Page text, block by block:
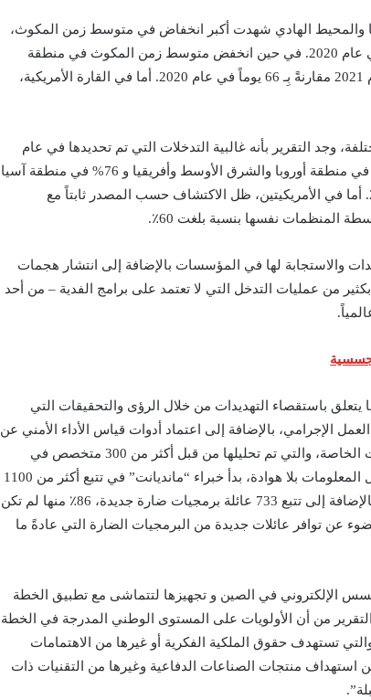
والمحيط الهادي شهدت أكبر انخفاض في متوسط زمن المكوث،
من 21 يوماً فقط في عام 2021 مقارنةً بـ 76 يوماً في عام 2020. في حين انخفض متوسط زمن المكوث في منطقة
أوروبا والشرق الأوسط وإفريقيا إلى 48 يوماً في عام 2021 مقارنةً بِـ 66 يوماً في عام 2020. أما في القارة الأمريكية،
وجد التقرير بأنه غالبية التدخلات التي تم تحديدها في عام
2021 تمت من قبل أطراف خارجية حيث بلغت 62% في منطقة أوروبا والشرق الأوسط وأفريقيا و 76% في منطقة آسيا
والمحيط الهادئ، وهو عكس ما لوحظ في عام 2020. أما في الأمريكيتين، ظل الاكتشاف حسب المصدر ثابتاً مع
المنظمات نفسها بنسبة بلغت 60٪.
والاستجابة لها في المؤسسات بالإضافة إلى انتشار هجمات
من عمليات التدخل التي لا تعتمد على برامج الفدية – من أحد
يتعلق باستقصاء التهديدات من خلال الرؤى والتحقيقات التي
الإجرامي، بالإضافة إلى اعتماد أدوات قياس الأداء الأمني عن
بُعد مع استخدام أساليب البحث و مجموعات البيانات الخاصة، والتي تم تحليلها من قبل أكثر من 300 متخصص في
عمليات الاستقصاء في 26 دولة. ونتيجةً لجمع وتحليل المعلومات بلا هوادة، بدأ خبراء “مانديانت” في تتبع أكثر من 1100
مجموعة تهديد جديدة خلال فترة إعداد هذا التقرير. بالإضافة إلى تتبع 733 عائلة برمجيات ضارة جديدة، 86٪ منها لم تكن
عن توافر عائلات جديدة من البرمجيات الضارة التي عادةً ما
الإلكتروني في الصين و تجهيزها لتتماشى مع تطبيق الخطة
عشر للصين في عام 2021. ويحذر التقرير من أن الأولويات على المستوى الوطني المدرجة في الخطة
تستهدف حقوق الملكية الفكرية أو غيرها من الاهتمامات
عن استهداف منتجات الصناعات الدفاعية وغيرها من التقنيات ذات